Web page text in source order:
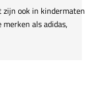
ook in kindermaten
als adidas,